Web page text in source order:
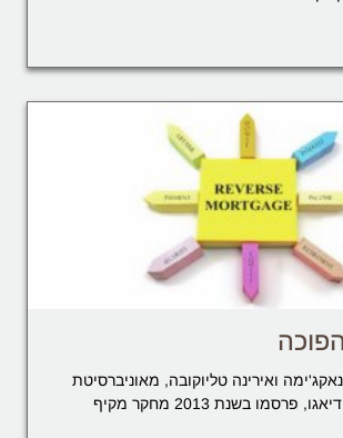
ואירינה טליוקובה, מאוניברסיטת
קליפורניה בסאן דיאגו, פרסמו בשנת 2013 מחקר מקיף